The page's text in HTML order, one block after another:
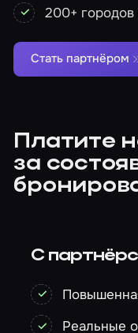
200+ городов
Стать партнёром
Платите
за
С
Реальные